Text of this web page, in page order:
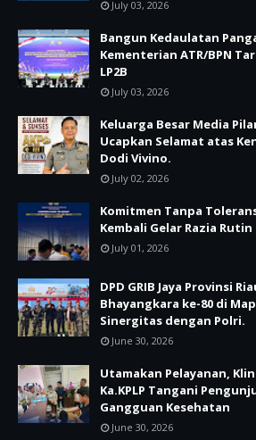
July 03, 2026
Bangun Kedaulatan
Kementerian ATR/BPN
LP2B
July 03, 2026
Keluarga Besar Media
Ucapkan Selamat atas
Dodi Vivino.
July 02, 2026
Komitmen Tanpa
Kembali Gelar Razia
July 01, 2026
DPD GRIB Jaya Provinsi
Bhayangkara ke-80 di
Sinergitas dengan Polri.
June 30, 2026
Utamakan Pelayanan,
Ka.KPLP Tangani
Gangguan Kesehatan
June 30, 2026